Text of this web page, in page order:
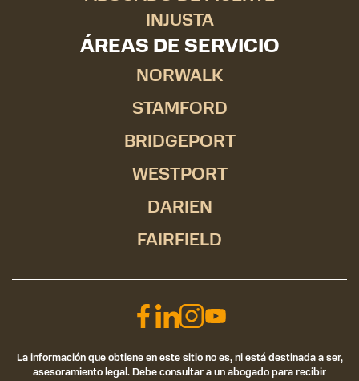
INJUSTA
ÁREAS DE SERVICIO
NORWALK
STAMFORD
BRIDGEPORT
WESTPORT
DARIEN
FAIRFIELD
La información que obtiene en este sitio no es, ni está destinada a ser,
asesoramiento legal. Debe consultar a un abogado para recibir